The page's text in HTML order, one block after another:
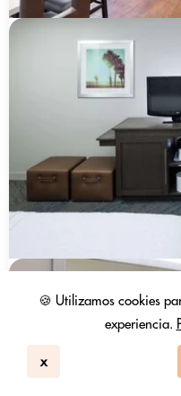
🍪 Utilizamos cookies
experiencia.
x